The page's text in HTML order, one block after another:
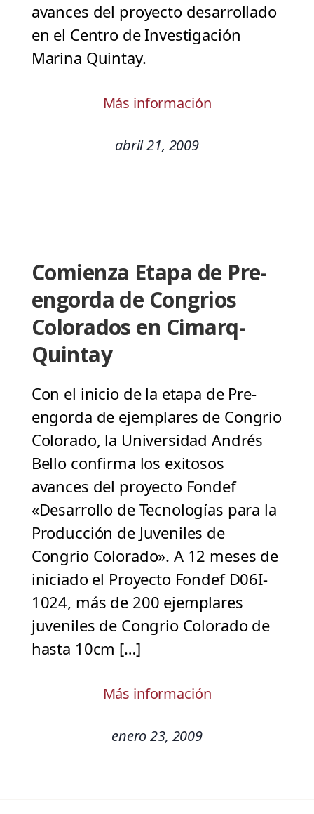
avances del proyecto desarrollado
en el Centro de Investigación
Marina Quintay.
Más información
abril 21, 2009
Comienza Etapa de Pre-
engorda de Congrios
Colorados en Cimarq-
Quintay
Con el inicio de la etapa de Pre-
engorda de ejemplares de Congrio
Colorado, la Universidad Andrés
Bello confirma los exitosos
avances del proyecto Fondef
«Desarrollo de Tecnologías para la
Producción de Juveniles de
Congrio Colorado». A 12 meses de
iniciado el Proyecto Fondef D06I-
1024, más de 200 ejemplares
juveniles de Congrio Colorado de
hasta 10cm […]
Más información
enero 23, 2009